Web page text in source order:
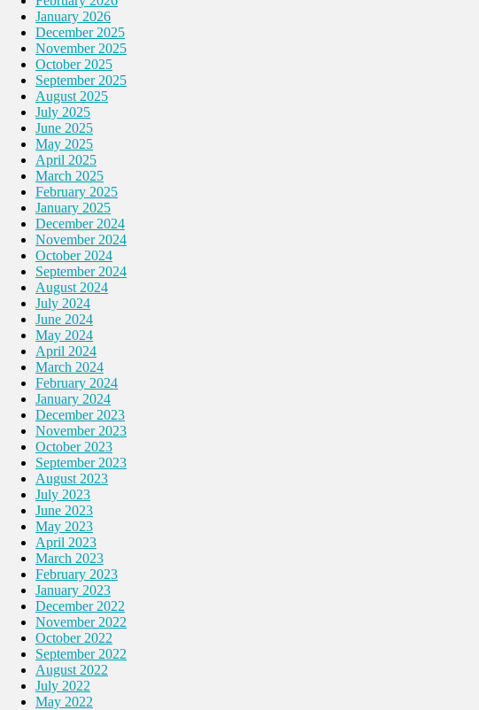
January 2026
December 2025
November 2025
October 2025
September 2025
August 2025
July 2025
June 2025
May 2025
April 2025
March 2025
February 2025
January 2025
December 2024
November 2024
October 2024
September 2024
August 2024
July 2024
June 2024
May 2024
April 2024
March 2024
February 2024
January 2024
December 2023
November 2023
October 2023
September 2023
August 2023
July 2023
June 2023
May 2023
April 2023
March 2023
February 2023
January 2023
December 2022
November 2022
October 2022
September 2022
August 2022
July 2022
May 2022